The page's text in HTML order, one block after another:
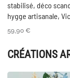
stabilisé, déco
hygge artisanale,
59,90 €
CRÉATIONS